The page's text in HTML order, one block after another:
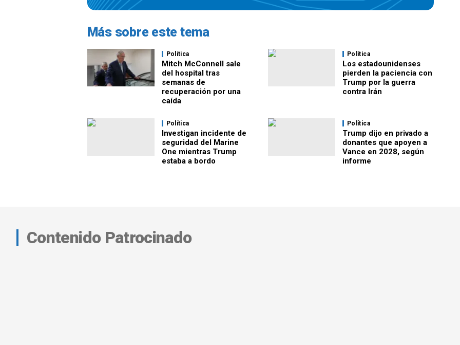
Más sobre este tema
Política
Mitch McConnell sale
del hospital tras
semanas de
recuperación por una
caída
Política
Los estadounidenses
pierden la paciencia con
Trump por la guerra
contra Irán
Política
Investigan incidente de
seguridad del Marine
One mientras Trump
estaba a bordo
Política
Trump dijo en privado a
donantes que apoyen a
Vance en 2028, según
informe
Contenido Patrocinado